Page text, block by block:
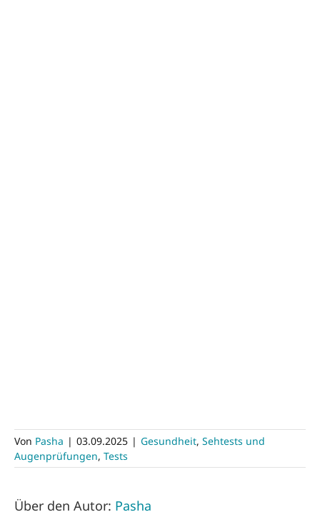
Von Pasha | 03.09.2025 | Gesundheit, Sehtests und
Augenprüfungen, Tests
Über den Autor: Pasha